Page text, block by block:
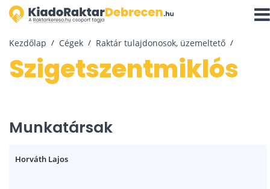
Kezdőlap Cégek Raktár tulajdonosok, üzemeltető
Szigetszentmiklós
Munkatársak
Horváth Lajos